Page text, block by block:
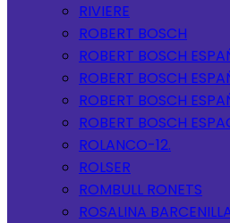
RIVIERE
ROBERT BOSCH
ROBERT BOSCH
ROBERT BOSCH
ROBERT BOSCH
ROBERT BOSCH
ROLANCO-12.
ROLSER
ROMBULL RONETS
ROSALINA